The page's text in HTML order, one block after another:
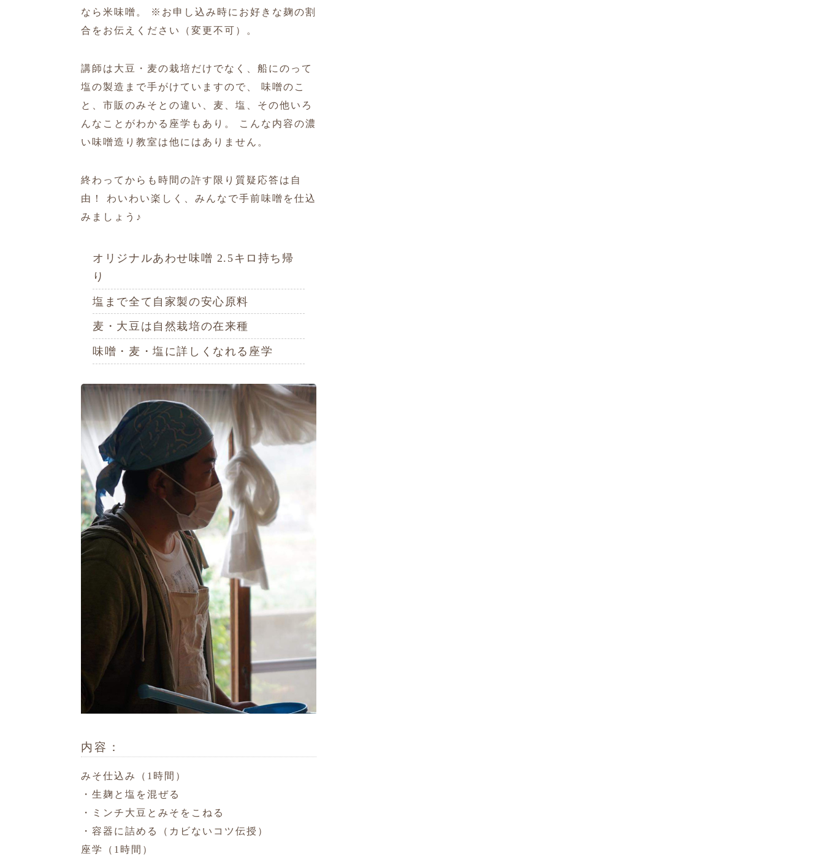
なら米味噌。 ※お申し込み時にお好きな麹の割
合をお伝えください（変更不可）。
講師は大豆・麦の栽培だけでなく、船にのって
塩の製造まで手がけていますので、 味噌のこ
と、市販のみそとの違い、麦、塩、その他いろ
んなことがわかる座学もあり。 こんな内容の濃
い味噌造り教室は他にはありません。
終わってからも時間の許す限り質疑応答は自
由！ わいわい楽しく、みんなで手前味噌を仕込
みましょう♪
オリジナルあわせ味噌 2.5キロ持ち帰
り
塩まで全て自家製の安心原料
麦・大豆は自然栽培の在来種
味噌・麦・塩に詳しくなれる座学
内容：
みそ仕込み（1時間）
・生麹と塩を混ぜる
・ミンチ大豆とみそをこねる
・容器に詰める（カビないコツ伝授）
座学（1時間）